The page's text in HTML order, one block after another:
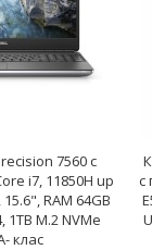
7560 с
i7, 11850H up
RAM 64GB
1TB M.2 NVMe
клас
с